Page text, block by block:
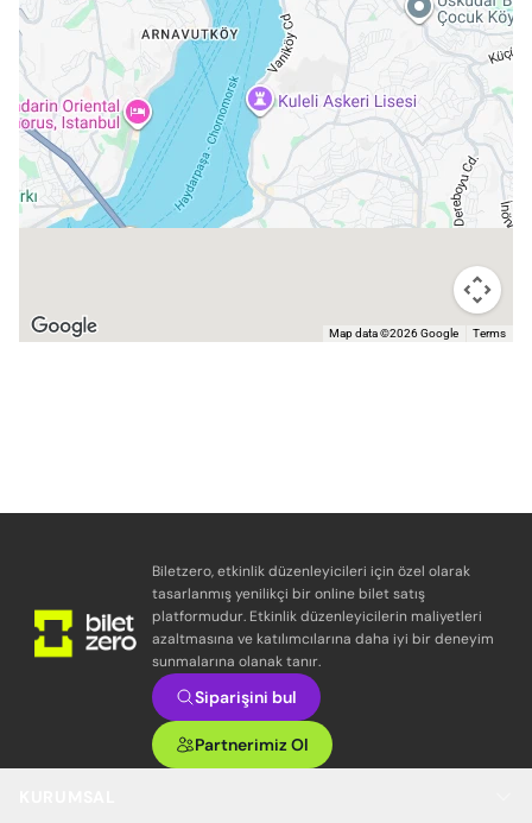
Map data ©2026 Google Terms
Biletzero, etkinlik düzenleyicileri için özel olarak
tasarlanmış yenilikçi bir online bilet satış
platformudur. Etkinlik düzenleyicilerin maliyetleri
azaltmasına ve katılımcılarına daha iyi bir deneyim
sunmalarına olanak tanır.
Siparişini bul
Partnerimiz Ol